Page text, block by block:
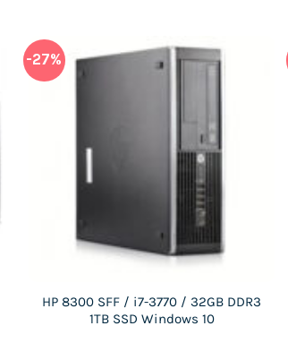
-27%
HP 8300 SFF / i7-3770 / 32GB DDR3
1TB SSD Windows 10